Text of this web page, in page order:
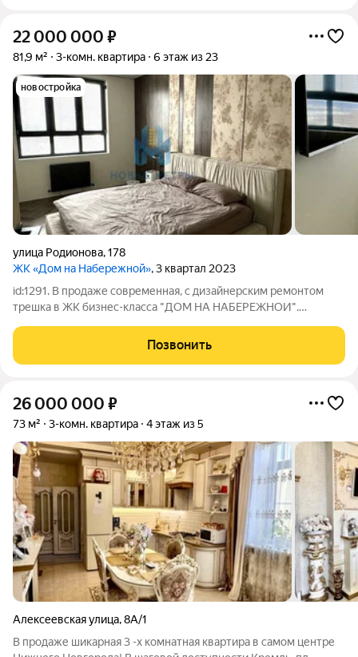
22 000 000 ₽
81,9 м² 3-комн. квартира 6 этаж из 23
новостройка
улица Родионова,178
ЖК «Дом на Набережной», 3 квартал 2023
id:1291. В продаже современная, с дизайнерским ремонтом
трешка в ЖК бизнес-класса "ДОМ НА НАБЕРЕЖНОИ".
урбанистики - возвращение живой природы в городскую
среду и наличие общественных
Позвонить
26 000 000 ₽
73 м² 3-комн. квартира 4 этаж из 5
Алексеевская улица,8А/1
В продаже шикарная 3 -х комнатная квартира в самом центре